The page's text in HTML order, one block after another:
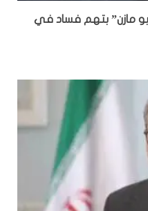
مازن” بتهم فساد في